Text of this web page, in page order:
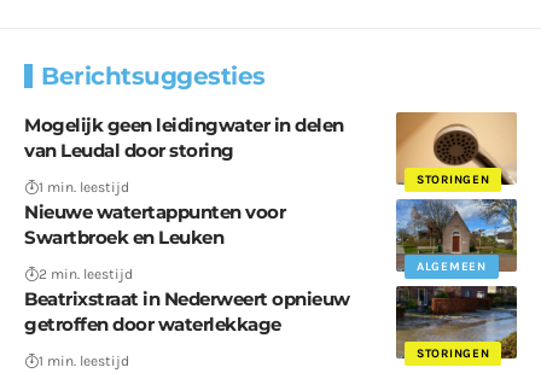
Berichtsuggesties
STORINGEN
Mogelijk geen leidingwater in delen
van Leudal door storing
1 min. leestijd
ALGEMEEN
Nieuwe watertappunten voor
Swartbroek en Leuken
2 min. leestijd
STORINGEN
Beatrixstraat in Nederweert opnieuw
getroffen door waterlekkage
1 min. leestijd